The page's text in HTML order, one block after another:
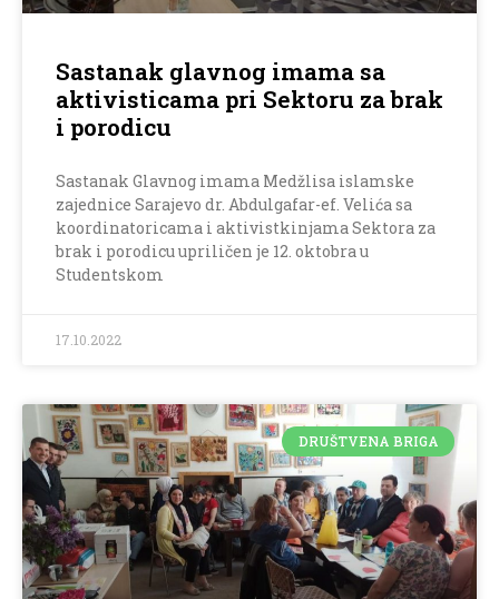
Sastanak glavnog imama sa
aktivisticama pri Sektoru za brak
i porodicu
Sastanak Glavnog imama Medžlisa islamske
zajednice Sarajevo dr. Abdulgafar-ef. Velića sa
koordinatoricama i aktivistkinjama Sektora za
brak i porodicu upriličen je 12. oktobra u
Studentskom
17.10.2022
DRUŠTVENA BRIGA